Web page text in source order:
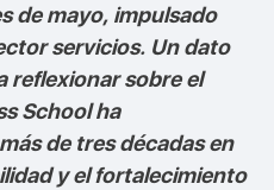
de mayo, impulsado
servicios. Un dato
reflexionar sobre el
School ha
de tres décadas en
y el fortalecimiento